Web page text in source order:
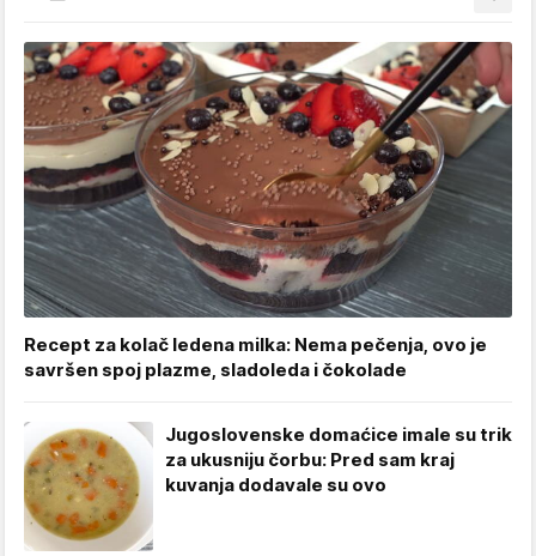
Recept za kolač ledena milka: Nema pečenja, ovo je
savršen spoj plazme, sladoleda i čokolade
Jugoslovenske domaćice imale su trik
za ukusniju čorbu: Pred sam kraj
kuvanja dodavale su ovo